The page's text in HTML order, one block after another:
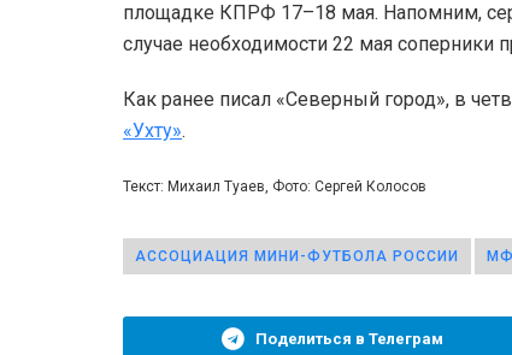
площадке КПРФ 17–18 мая. Напомним,
случае необходимости 22 мая соперники
Как ранее писал «Северный город», в
«Ухту».
Текст: Михаил Туаев, Фото: Сергей Колосов
АССОЦИАЦИЯ МИНИ-ФУТБОЛА РОССИИ
Поделиться в Телеграм